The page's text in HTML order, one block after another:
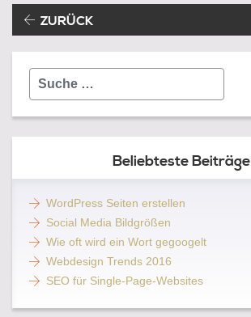
Beitragsnavigation
ZURÜCK
Suche
Beliebteste Beiträge
WordPress Seiten erstellen
Social Media Bildgrößen
Wie oft wird ein Wort gegoogelt
Webdesign Trends 2016
SEO für Single-Page-Websites